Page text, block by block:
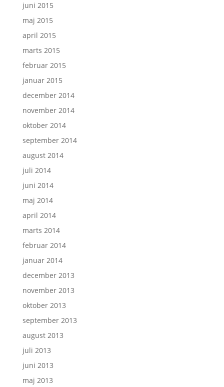
juni 2015
maj 2015
april 2015
marts 2015
februar 2015
januar 2015
december 2014
november 2014
oktober 2014
september 2014
august 2014
juli 2014
juni 2014
maj 2014
april 2014
marts 2014
februar 2014
januar 2014
december 2013
november 2013
oktober 2013
september 2013
august 2013
juli 2013
juni 2013
maj 2013